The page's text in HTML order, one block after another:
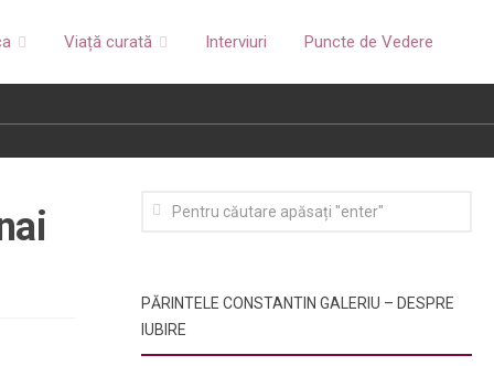
Viață curată Interviuri Puncte de Vedere
PĂRINTELE CONSTANTIN GALERIU – DESPRE
IUBIRE